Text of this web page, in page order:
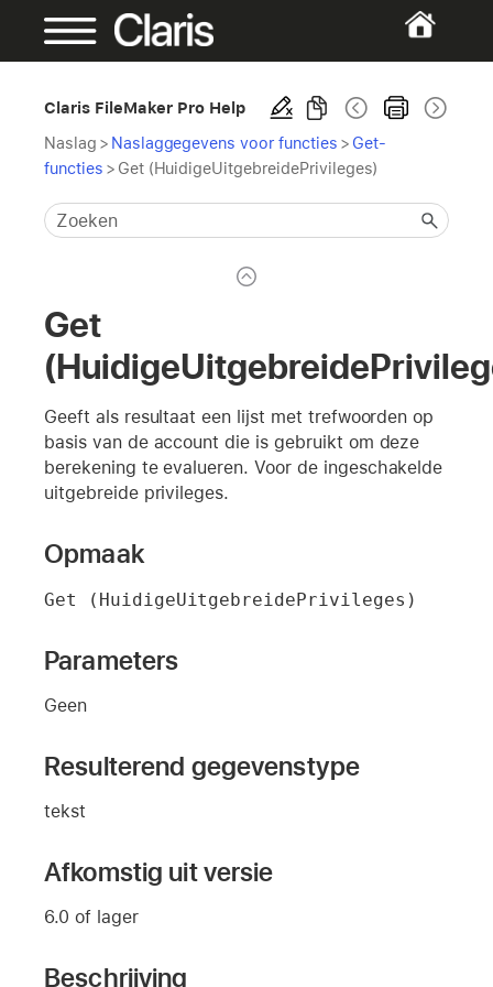
Claris FileMaker Pro Help
Naslag > Naslaggegevens voor functies > Get-
functies > Get (HuidigeUitgebreidePrivileges)
Get
Geeft als resultaat een lijst met trefwoorden op
basis van de account die is gebruikt om deze
berekening te evalueren. Voor de ingeschakelde
uitgebreide privileges.
Opmaak
Get (HuidigeUitgebreidePrivileges)
Parameters
Geen
Resulterend gegevenstype
tekst
Afkomstig uit versie
6.0 of lager
Beschrijving